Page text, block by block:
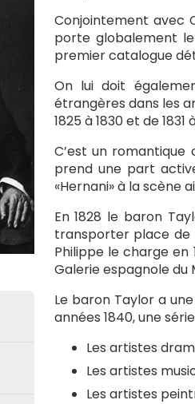
Conjointement avec
porte globalement
premier catalogue
On lui doit
étrangères dans les
1825 à 1830 et de
C’est un
prend une part
«Hernani» à la scène
En 1828 le baron
transporter place de
Philippe le charge en
Galerie espagnole du
Le baron Taylor a
années 1840, une
Les artistes
Les artistes
Les artistes